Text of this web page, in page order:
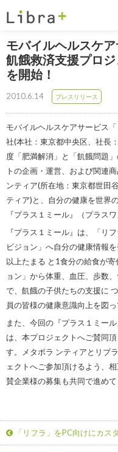
コンテンツへ移動
モバイルヘルスケ
飢餓救済支援プロジ
を開始！
2010.6.14 プレスリリース
モバイルヘルスケアサービス
社(本社：東京都中央区、社長
度「肥満解消」と「飢餓問題
トの企画・運営、および関連
ンティア(所在地：東京都世田
ティア)と、自分の健康を世界
『プラス１ミール』（プラス
『プラス１ミール』は、「リ
ビジョン」へ自分の健康情報
以上たまる と1食分の給食が
ョン」から体重、血圧、歩数
で、飢餓の子供たちの支援に
員の皆様の健康意識向上を図っ
また、今回の『プラス１ミー
は、本プロジェクトへご賛同
す。メタボラ ンティアとリブ
ェクトへご参加頂けるよう、
賛企業様の募集も共同で進めて
「リフラ」をPC向けにカス